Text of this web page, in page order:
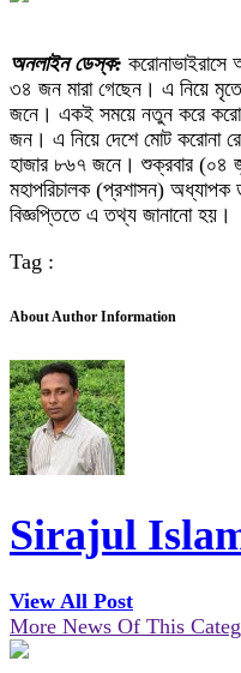
অনলাইন ডেস্ক:
৩৪ জন মারা গেছেন। এ নিয়ে
জনে। একই সময়ে নতুন করে
জন। এ নিয়ে দেশে মোট করোনা
হাজার ৮৬৭ জনে। শুক্রবার (০৪
মহাপরিচালক (প্রশাসন) অধ্যাপক
বিজ্ঞপ্তিতে এ তথ্য জানানো হয়।
Tag :
About Author Information
Sirajul
View All Post
More News Of This